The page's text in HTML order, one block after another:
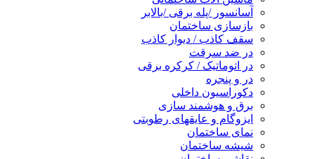
آسانسور /پله برقی /بالابر
بازسازی ساختمان
سقف کاذب / دیوار کاذب
در ضد سرقت
در اتوماتیک / کرکره برقی
در و پنجره
دکوراسیون داخلی
برق و هوشمند سازی
ایزوگام و عایقهای رطوبتی
نمای ساختمان
شیشه ساختمان